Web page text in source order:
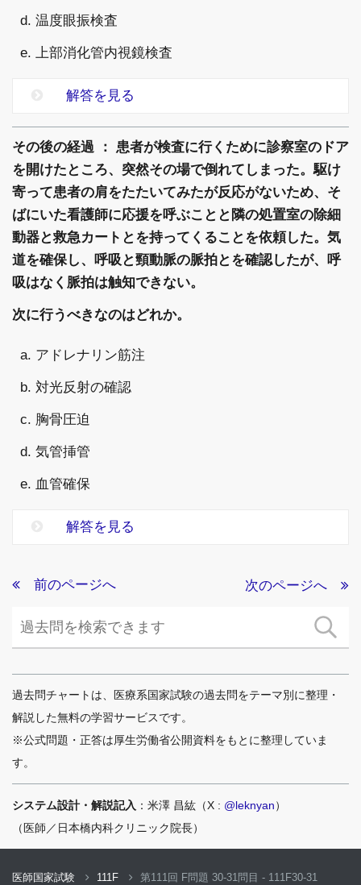
d. 温度眼振検査
e. 上部消化管内視鏡検査
解答を見る
その後の経過 ： 患者が検査に行くために診察室のドア
を開けたところ、突然その場で倒れてしまった。駆け
寄って患者の肩をたたいてみたが反応がないため、そ
ばにいた看護師に応援を呼ぶことと隣の処置室の除細
動器と救急カートとを持ってくることを依頼した。気
道を確保し、呼吸と頸動脈の脈拍とを確認したが、呼
吸はなく脈拍は触知できない。
次に行うべきなのはどれか。
a. アドレナリン筋注
b. 対光反射の確認
c. 胸骨圧迫
d. 気管挿管
e. 血管確保
解答を見る
前のページへ 次のページへ
過去問チャートは、医療系国家試験の過去問をテーマ別に整理・
解説した無料の学習サービスです。
※公式問題・正答は厚生労働省公開資料をもとに整理していま
す。
システム設計・解説記入 ：米澤 昌紘（X : @leknyan）
（医師／日本橋内科クリニック院長）
医師国家試験 111F 第111回 F問題 30-31問目 - 111F30-31